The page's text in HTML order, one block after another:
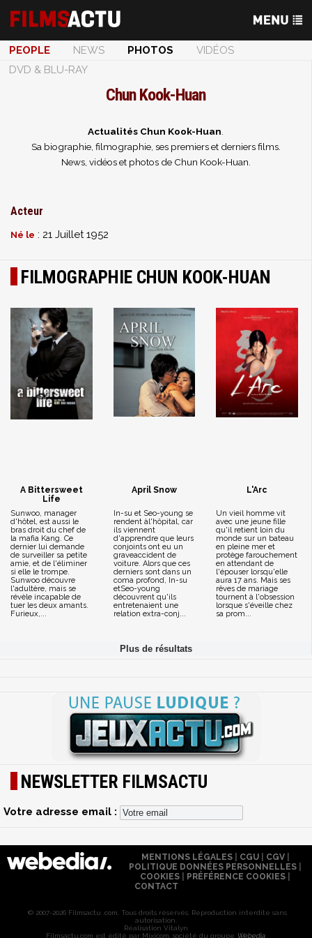
PEOPLE NEWS PHOTOS
VIDÉOS
DVD & BLU-RAY
Chun Kook-Huan
Actualités Chun Kook-Huan
Sa biographie, filmographie, ses premiers et derniers films.
News, vidéos et photos de Chun Kook-Huan.
Acteur
Né le : 21 Juillet 1952
FILMOGRAPHIE CHUN KOOK-HUAN
A Bittersweet
Life
Sunwoo, manager
d'hôtel, est aussi le
bras droit du chef de
la mafia Kang. Ce
dernier lui demande
de surveiller sa petite
amie, et de l'éliminer
si elle le trompe.
Sunwoo découvre
l'adultère, mais se
révèle incapable de
tuer les deux amants.
Furieux,...
April Snow
In-su et Seo-young se
rendent àl'hôpital, car
ils viennent
d'apprendre que leurs
conjoints ont eu un
graveaccident de
voiture. Alors que ces
derniers sont dans un
coma profond, In-su
etSeo-young
découvrent qu'ils
entretenaient une
relation extra-conj...
L'Arc
Un vieil homme vit
avec une jeune fille
qu'il retient loin du
monde sur un bateau
en pleine mer et
protège farouchement
en attendant de
l'épouser lorsqu'elle
aura 17 ans. Mais ses
rêves de mariage
tournent à l'obsession
lorsque s'éveille chez
sa prom...
NEWSLETTER FILMSACTU
Votre adresse email :
MENTIONS LÉGALES| CGU| CGV|
POLITIQUE DONNÉES PERSONNELLES
COOKIES
PRÉFÉRENCE COOKIES
CONTACT
© 2007-2026 Filmsactu .com. Tous droits réservés. Reproduction interdite sans
autorisation.
Réalisation Vitalyn
Filmsactu .com est édité par Mixicom, société du groupe Webedia.